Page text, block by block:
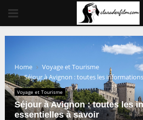
PRIMARY
MENU
Home
Voyage et Tourisme
Séjour à Avignon : toutes les
Voyage et Tourisme
Séjour à Avignon : toutes les
essentielles à savoir